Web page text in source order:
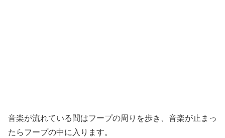
音楽が流れている間はフープの周りを歩き、音楽が止まっ
たらフープの中に入ります。